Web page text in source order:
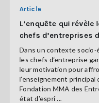
Article
L’enquête qui
chefs d’entreprises
Dans un contexte
les chefs d’entreprise
leur motivation pour
l’enseignement
Fondation MMA des
état d’espri ...